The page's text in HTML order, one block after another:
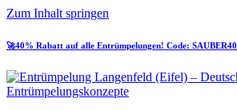
Zum Inhalt springen
🚀40% Rabatt auf alle Entrümpelungen! Code: SAUBER40